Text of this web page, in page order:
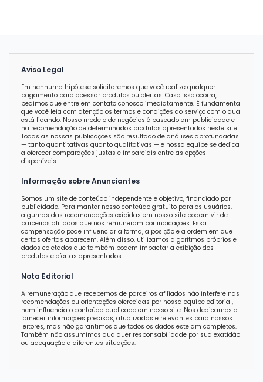
Aviso Legal
Em nenhuma hipótese solicitaremos que você realize qualquer
pagamento para acessar produtos ou ofertas. Caso isso ocorra,
pedimos que entre em contato conosco imediatamente. É fundamental
que você leia com atenção os termos e condições do serviço com o qual
está lidando. Nosso modelo de negócios é baseado em publicidade e
na recomendação de determinados produtos apresentados neste site.
Todas as nossas publicações são resultado de análises aprofundadas
— tanto quantitativas quanto qualitativas — e nossa equipe se dedica
a oferecer comparações justas e imparciais entre as opções
disponíveis.
Informação sobre Anunciantes
Somos um site de conteúdo independente e objetivo, financiado por
publicidade. Para manter nosso conteúdo gratuito para os usuários,
algumas das recomendações exibidas em nosso site podem vir de
parceiros afiliados que nos remuneram por indicações. Essa
compensação pode influenciar a forma, a posição e a ordem em que
certas ofertas aparecem. Além disso, utilizamos algoritmos próprios e
dados coletados que também podem impactar a exibição dos
produtos e ofertas apresentados.
Nota Editorial
A remuneração que recebemos de parceiros afiliados não interfere nas
recomendações ou orientações oferecidas por nossa equipe editorial,
nem influencia o conteúdo publicado em nosso site. Nos dedicamos a
fornecer informações precisas, atualizadas e relevantes para nossos
leitores, mas não garantimos que todos os dados estejam completos.
Também não assumimos qualquer responsabilidade por sua exatidão
ou adequação a diferentes situações.